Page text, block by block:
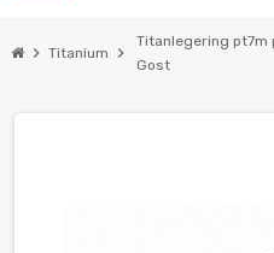
chevron_right Titanium chevron_right
Titanlegering
Gost